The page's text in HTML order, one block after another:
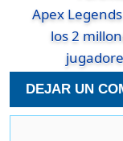
Apex
los 2
DEJAR UN